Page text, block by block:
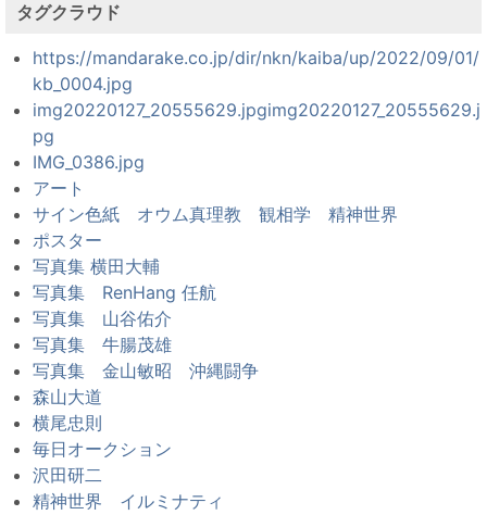
タグクラウド
https://mandarake.co.jp/dir/nkn/kaiba/up/2022/09/01/
kb_0004.jpg
img20220127_20555629.jpgimg20220127_20555629.j
pg
IMG_0386.jpg
アート
サイン色紙 オウム真理教 観相学 精神世界
ポスター
写真集 横田大輔
写真集 RenHang 任航
写真集 山谷佑介
写真集 牛腸茂雄
写真集 金山敏昭 沖縄闘争
森山大道
横尾忠則
毎日オークション
沢田研二
精神世界 イルミナティ